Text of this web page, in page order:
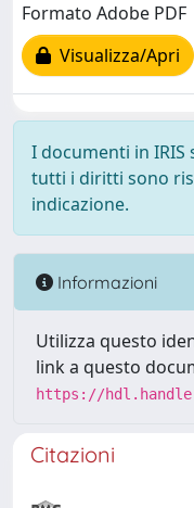
Formato Adobe PDF
Visualizza/Apri
I documenti in
tutti i diritti sono
indicazione.
Informazioni
Utilizza questo
link a questo
https://
Citazioni